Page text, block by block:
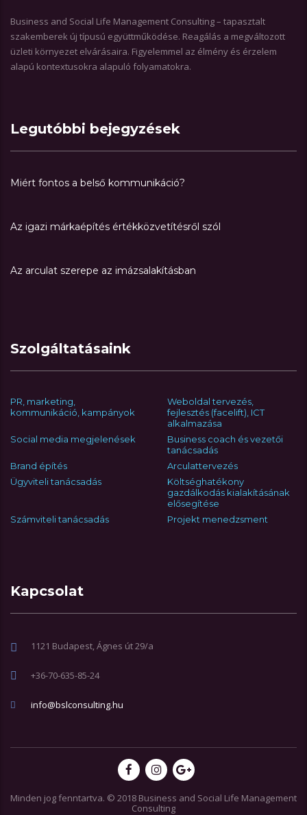
Business and Social Life Management Consulting – tapasztalt
szakemberek új típusú együttműködése. Reagálás a megváltozott
üzleti környezet elvárásaira. Figyelemmel az élmény és érzelem
alapú kontextusokra alapuló folyamatokra.
Legutóbbi bejegyzések
Miért fontos a belső kommunikáció?
Az igazi márkaépítés értékközvetítésről szól
Az arculat szerepe az imázsalakításban
Szolgáltatásaink
PR, marketing,
kommunikáció, kampányok
Weboldal tervezés,
fejlesztés (facelift), ICT
alkalmazása
Social media megjelenések
Business coach és vezetői
tanácsadás
Brand építés
Arculattervezés
Ügyviteli tanácsadás
Költséghatékony
gazdálkodás kialakításának
elősegítése
Számviteli tanácsadás
Projekt menedzsment
Kapcsolat
1121 Budapest, Ágnes út 29/a
+36-70-635-85-24
info@bslconsulting.hu
Minden jog fenntartva. © 2018 Business and Social Life Management
Consulting